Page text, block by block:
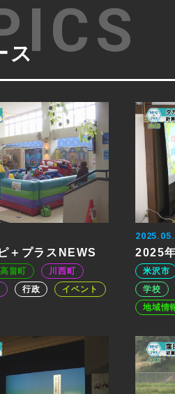
ス
＋プラスNEWS
高畠町
川西町
行政
イベント
2025
米沢市
学校
地域情